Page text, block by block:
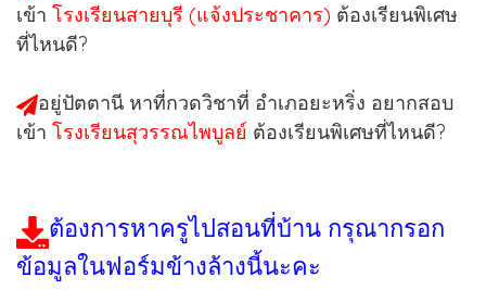
เข้า โรงเรียนสายบุรี (แจ้งประชาคาร) ต้องเรียนพิเศษ
ที่ไหนดี?
อยู่ปัตตานี หาที่กวดวิชาที่ อำเภอยะหริ่ง อยากสอบ
เข้า โรงเรียนสุวรรณไพบูลย์ ต้องเรียนพิเศษที่ไหนดี?
ต้องการหาครูไปสอนที่บ้าน กรุณากรอก
ข้อมูลในฟอร์มข้างล้างนี้นะคะ